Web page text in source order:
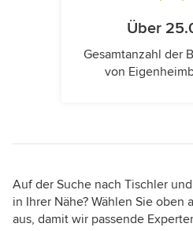
Über
Gesamtanzahl der
von
Auf der Suche nach Tischler
in Ihrer Nähe? Wählen Sie oben
aus, damit wir passende